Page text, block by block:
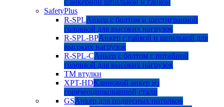
с анкерной шпилькой и гайкой
SafetyPlus
R-SPLАнкер с болтом и шестигранной
головкой для высоких нагрузок
R-SPL-BPАнкер с гайкой и шпилькой для
высоких нагрузок
R-SPL-CАнкер с болтом с потайной
головкой для высоких нагрузок
TM втулки
XPT-HDКлиновой анкер из
горячеоцинкованной стали
GSАнкер для подвесных потолков